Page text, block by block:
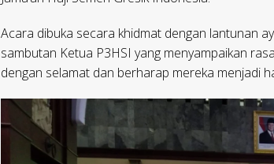
Acara dibuka secara khidmat dengan lantunan
sambutan Ketua P3HSI yang menyampaikan
dengan selamat dan berharap mereka menjadi